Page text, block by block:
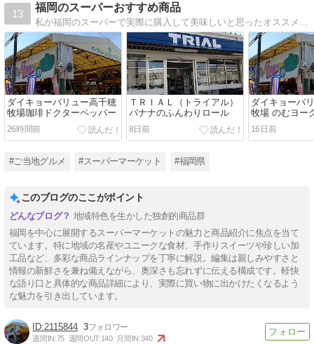
13
福岡のスーパーおすすめ商品
ダイキョーバリュー高千穂
牧場珈琲ドクターペッパー
26時間前
ＴＲＩＡＬ（トライアル）
バナナのふんわりロール
8日前
ダイキョーバ
牧場 のむヨー
16日前
#ご当地グルメ #スーパーマーケット #福岡県
このブログのここがポイント
地域特色を生かした独創的商品群
福岡を中心に展開するスーパーマーケットの魅力と商品紹介に焦点を当て
ています。特に地域の名産やユニークな食材、手作りスイーツや珍しい加
工品など、多彩な商品ラインナップを丁寧に解説。編集は親しみやすさと
情報の新鮮さを兼ね備えながら、奥深さも忘れずに伝える構成です。軽快
な語り口と具体的な商品詳細により、実際に買い物に出かけたくなるよう
な魅力を引き出しています。
2115844 3
週間IN:75 週間OUT:140 月間IN:340